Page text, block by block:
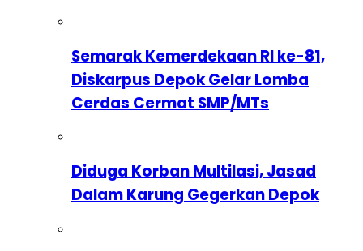
Semarak Kemerdekaan RI ke-81,
Diskarpus Depok Gelar Lomba
Cerdas Cermat SMP/MTs
Diduga Korban Multilasi, Jasad
Dalam Karung Gegerkan Depok